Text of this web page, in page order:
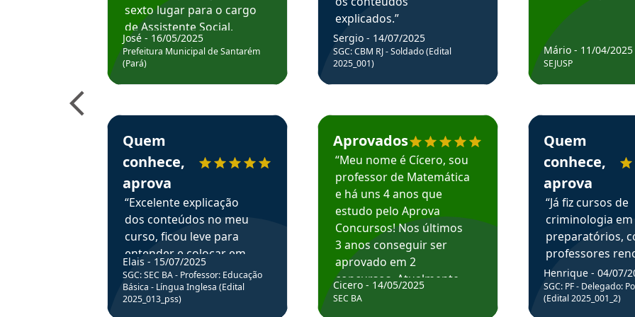
sexto lugar para o cargo
de Assistente Social.
Hoje estou atuando na
Prefeitura de Santarém.
José - 16/05/2025
Prefeitura Municipal de Santarém
(Pará)
Estudante Elais recomenda o Aprova Concursos em depoimento
Quem
conhece,
aprova
“Excelente explicação
dos conteúdos no meu
curso, ficou leve para
entender e colocar em
prática através da
resolução de questões.”
Elais - 15/07/2025
SGC: SEC BA - Professor: Educação
Básica - Língua Inglesa (Edital
2025_013_pss)
explicados.”
Sergio - 14/07/2025
SGC: CBM RJ - Soldado (Edital
2025_001)
Estudante Cicero recomenda o Aprova Concursos em depoimento
Aprovados
“Meu nome é Cícero, sou
professor de Matemática
e há uns 4 anos que
estudo pelo Aprova
Concursos! Nos últimos
3 anos conseguir ser
aprovado em 2
concursos. Atualmente,
estou atuando como
Cicero - 14/05/2025
SEC BA
Mário - 11/04/2025
SEJUSP
Estudante Henrique
Quem
conhece,
aprova
“Já fiz cursos de
criminologia em
preparatórios,
professores
fiz curso em pós
graduação.
Professor do
Henrique - 04/07/
SGC: PF - Delegado:
(Edital 2025_001_2)